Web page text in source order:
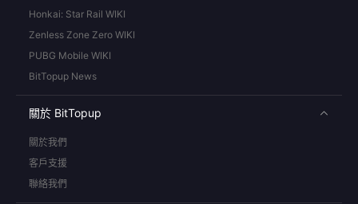
Honkai: Star Rail WIKI
Zenless Zone Zero WIKI
PUBG Mobile WIKI
BitTopup News
關於 BitTopup
關於我們
客戶支援
聯絡我們